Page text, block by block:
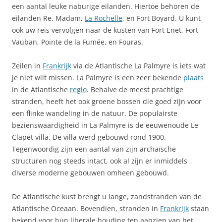
een aantal leuke naburige eilanden. Hiertoe behoren de
eilanden Re, Madam, La Rochelle, en Fort Boyard. U kunt
ook uw reis vervolgen naar de kusten van Fort Enet, Fort
Vauban, Pointe de la Fumée, en Fouras.
Zeilen in Frankrijk via de Atlantische La Palmyre is iets wat
je niet wilt missen. La Palmyre is een zeer bekende plaats
in de Atlantische regio. Behalve de meest prachtige
stranden, heeft het ook groene bossen die goed zijn voor
een flinke wandeling in de natuur. De populairste
bezienswaardigheid in La Palmyre is de eeuwenoude Le
Clapet villa. De villa werd gebouwd rond 1900.
Tegenwoordig zijn een aantal van zijn archaïsche
structuren nog steeds intact, ook al zijn er inmiddels
diverse moderne gebouwen omheen gebouwd.
De Atlantische kust brengt u lange, zandstranden van de
Atlantische Oceaan. Bovendien, stranden in Frankrijk staan